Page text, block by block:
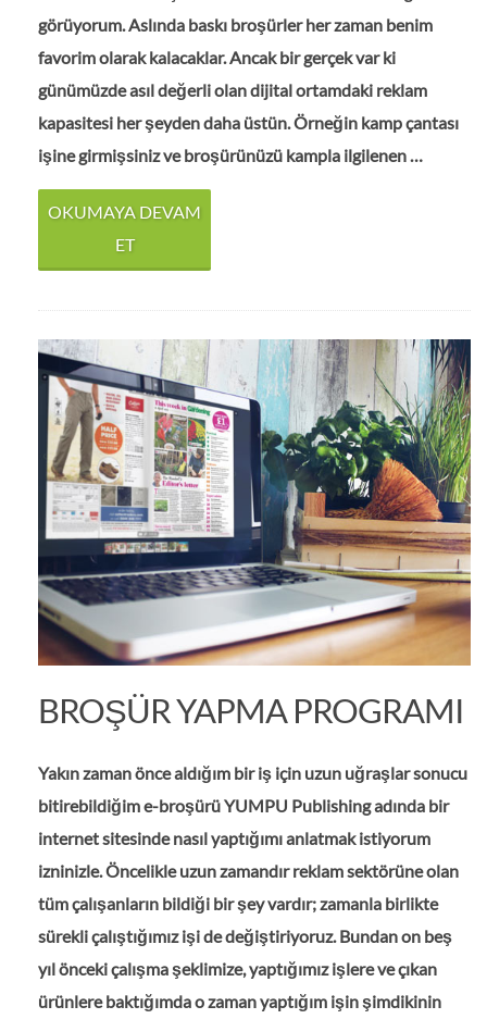
görüyorum. Aslında baskı broşürler her zaman benim
favorim olarak kalacaklar. Ancak bir gerçek var ki
günümüzde asıl değerli olan dijital ortamdaki reklam
kapasitesi her şeyden daha üstün. Örneğin kamp çantası
işine girmişsiniz ve broşürünüzü kampla ilgilenen …
OKUMAYA DEVAM
ET
BROŞÜR YAPMA PROGRAMI
Yakın zaman önce aldığım bir iş için uzun uğraşlar sonucu
bitirebildiğim e-broşürü YUMPU Publishing adında bir
internet sitesinde nasıl yaptığımı anlatmak istiyorum
izninizle. Öncelikle uzun zamandır reklam sektörüne olan
tüm çalışanların bildiği bir şey vardır; zamanla birlikte
sürekli çalıştığımız işi de değiştiriyoruz. Bundan on beş
yıl önceki çalışma şeklimize, yaptığımız işlere ve çıkan
ürünlere baktığımda o zaman yaptığım işin şimdikinin